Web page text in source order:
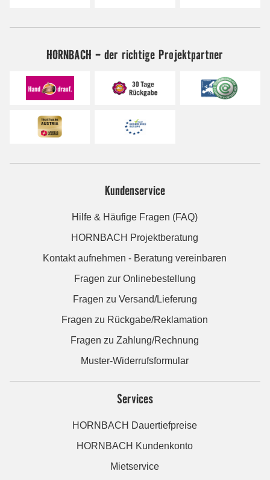
HORNBACH - der richtige Projektpartner
Kundenservice
Hilfe & Häufige Fragen (FAQ)
HORNBACH Projektberatung
Kontakt aufnehmen - Beratung vereinbaren
Fragen zur Onlinebestellung
Fragen zu Versand/Lieferung
Fragen zu Rückgabe/Reklamation
Fragen zu Zahlung/Rechnung
Muster-Widerrufsformular
Services
HORNBACH Dauertiefpreise
HORNBACH Kundenkonto
Mietservice